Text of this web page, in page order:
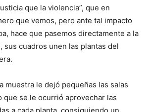
que la violencia”, que en
que vemos, pero ante tal impacto
hace que pasemos directamente a la
sus cuadros unen las plantas del
muestra le dejó pequeñas las salas
que se le ocurrió aprovechar las
a cada planta, consiguiendo un